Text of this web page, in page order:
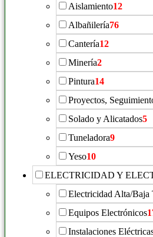
Aislamiento12
Albañilería76
Cantería12
Minería2
Pintura14
Proyectos,
Solado y Alicatados5
Tuneladora9
Yeso10
ELECTRICIDAD Y
Electricidad Alta/Baja
Equipos Electrónicos
Instalaciones